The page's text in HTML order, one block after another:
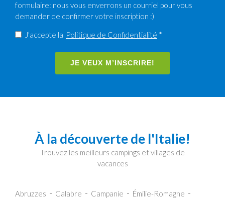
formulaire: nous vous enverrons un courriel pour vous
demander de confirmer votre inscription :)
J’accepte la Politique de Confidentialité *
JE VEUX M’INSCRIRE!
À la découverte de l'Italie!
Trouvez les meilleurs campings et villages de
vacances
Abruzzes Calabre Campanie
Émilie-Romagne